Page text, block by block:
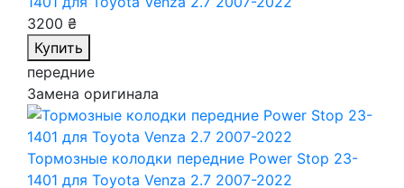
3200 ₴
Купить
передние
Замена оригинала
Тормозные колодки передние Power Stop 23-
1401 для Toyota Venza 2.7 2007-2022